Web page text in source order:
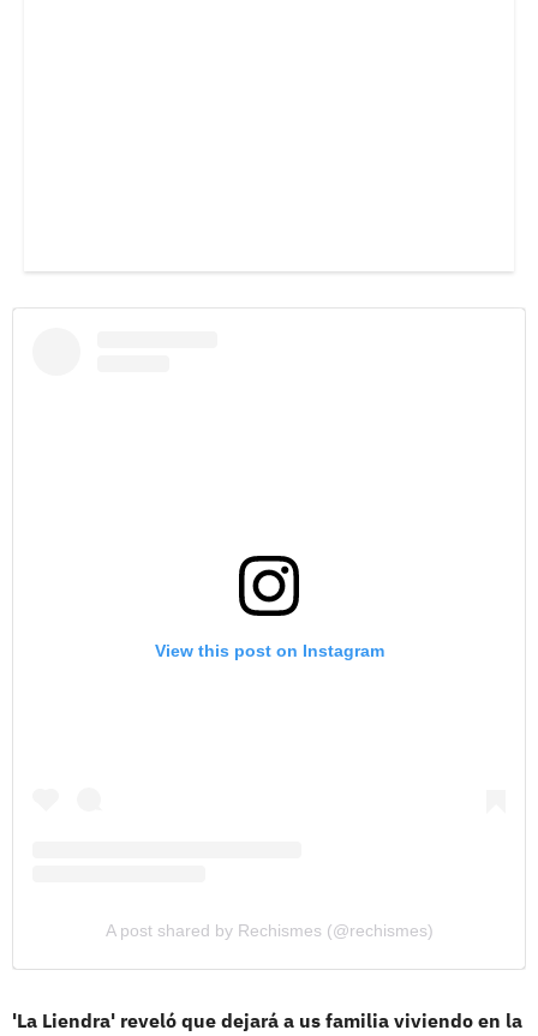
View this post on Instagram
A post shared by Rechismes (@rechismes)
'La Liendra' reveló que dejará a us familia viviendo en la